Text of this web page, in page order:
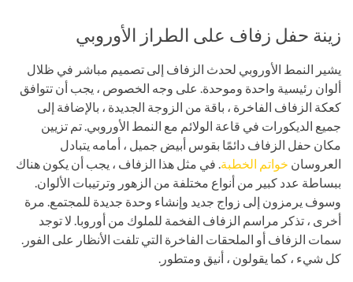
زينة حفل زفاف على الطراز الأوروبي
يشير النمط الأوروبي لحدث الزفاف إلى تصميم مباشر في ظلال
ألوان رئيسية واحدة وموحدة. على وجه الخصوص ، يجب أن تتوافق
كعكة الزفاف الفاخرة ، باقة من الزوجة الجديدة ، بالإضافة إلى
جميع الديكورات في قاعة الولائم مع النمط الأوروبي. تم تزيين
مكان حفل الزفاف دائمًا بقوس أبيض جميل ، أمامه يتبادل
العروسان خواتم الخطبة. في مثل هذا الزفاف ، يجب أن يكون هناك
ببساطة عدد كبير من أنواع مختلفة من الزهور وترتيبات الألوان.
وسوف يرمزون إلى زواج جديد وإنشاء وحدة جديدة للمجتمع. مرة
أخرى ، تذكر مراسم الزفاف الفخمة للملوك من أوروبا. لا توجد
سمات الزفاف أو الملحقات الفاخرة التي تلفت الأنظار على الفور.
كل شيء ، كما يقولون ، أنيق ومتطور.